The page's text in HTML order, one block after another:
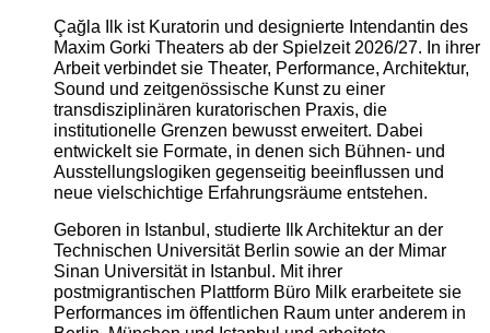
Çağla Ilk ist Kuratorin und designierte Intendantin des
Maxim Gorki Theaters ab der Spielzeit 2026/27. In ihrer
Arbeit verbindet sie Theater, Performance, Architektur,
Sound und zeitgenössische Kunst zu einer
transdisziplinären kuratorischen Praxis, die
institutionelle Grenzen bewusst erweitert. Dabei
entwickelt sie Formate, in denen sich Bühnen- und
Ausstellungslogiken gegenseitig beeinflussen und
neue vielschichtige Erfahrungsräume entstehen.
Geboren in Istanbul, studierte Ilk Architektur an der
Technischen Universität Berlin sowie an der Mimar
Sinan Universität in Istanbul. Mit ihrer
postmigrantischen Plattform Büro Milk erarbeitete sie
Performances im öffentlichen Raum unter anderem in